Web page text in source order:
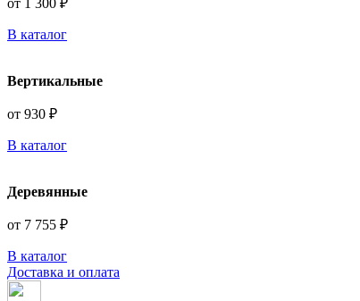
от 1 300 ₽
В каталог
Вертикальные
от 930 ₽
В каталог
Деревянные
от 7 755 ₽
В каталог
Доставка и оплата